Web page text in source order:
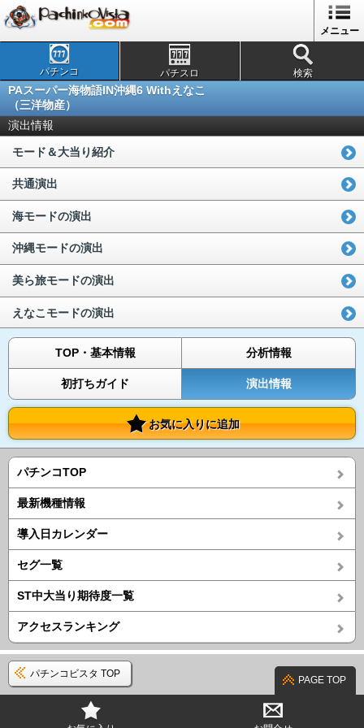
メニュー
パチンコ パチスロ 検索
PAスーパー海物語IN沖縄6 Withえなこ
（三洋物産）
演出情報
モード＆大当り紹介
共通演出
海モードの演出
沖縄モードの演出
美ら旅モードの演出
えなこモードの演出
TOP・基本情報 分析情報
初打ちガイド 演出情報
お気に入りに追加
パチンコTOP
最新機種情報
導入日カレンダー
セグ一覧
ST中大当り期待度一覧
アクセスランキング
パチンコビスタ TOP
PAGE TOP